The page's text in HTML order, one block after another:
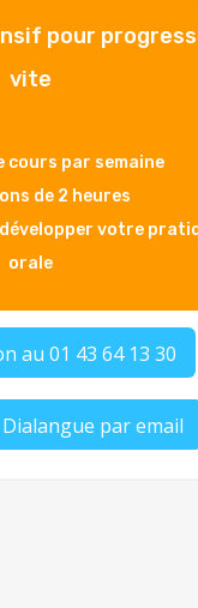
pour
vite
cours par semaine
de 2 heures
votre
orale
au 01 43 64 13 30
par email